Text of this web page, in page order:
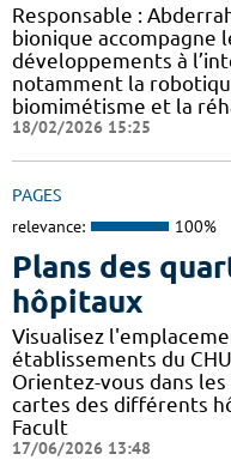
Responsable :
bionique accompagne
développements à
notamment la
biomimétisme et la
18/02/2026 15:25
PAGES
relevance: 100%
Plans des
hôpitaux
Visualisez
établissements du
Orientez-vous dans
cartes des différents
Facult
17/06/2026 13:48